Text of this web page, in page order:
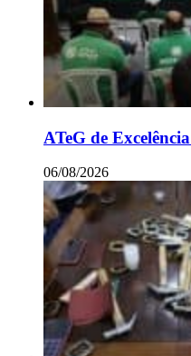
ATeG de
06/08/2026